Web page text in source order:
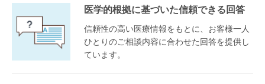
医学的根拠に基づいた信頼できる回答
信頼性の高い医療情報をもとに、お客様一人
ひとりのご相談内容に合わせた回答を提供し
ています。